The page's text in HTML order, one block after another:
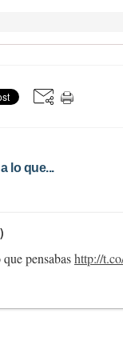
lo que...
pensabashttp://
)